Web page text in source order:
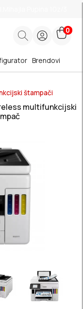
0
Brendovi
štampači
multifunkcijski